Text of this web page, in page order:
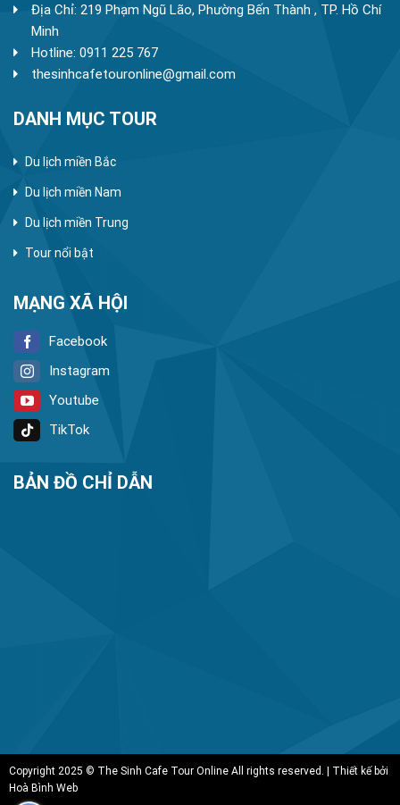
Địa Chỉ: 219 Phạm Ngũ Lão, Phường Bến Thành , TP. Hồ Chí
Minh
Hotline: 0911 225 767
thesinhcafetouronline@gmail.com
DANH MỤC TOUR
Du lịch miền Bắc
Du lịch miền Nam
Du lịch miền Trung
Tour nổi bật
MẠNG XÃ HỘI
Facebook
Instagram
Youtube
TikTok
BẢN ĐỒ CHỈ DẪN
Copyright 2025 © The Sinh Cafe Tour Online All rights reserved. | Thiết kế bởi
Hoà Bình Web